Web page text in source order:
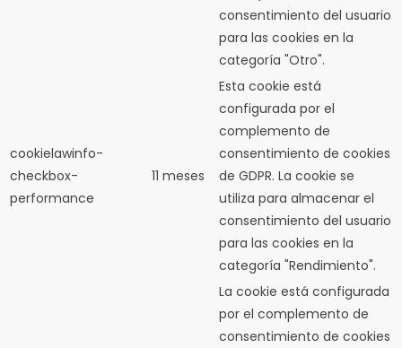
consentimiento del usuario
para las cookies en la
categoría "Otro".
cookielawinfo-
checkbox-
performance
11 meses
Esta cookie está
configurada por el
complemento de
consentimiento de cookies
de GDPR. La cookie se
utiliza para almacenar el
consentimiento del usuario
para las cookies en la
categoría "Rendimiento".
La cookie está configurada
por el complemento de
consentimiento de cookies